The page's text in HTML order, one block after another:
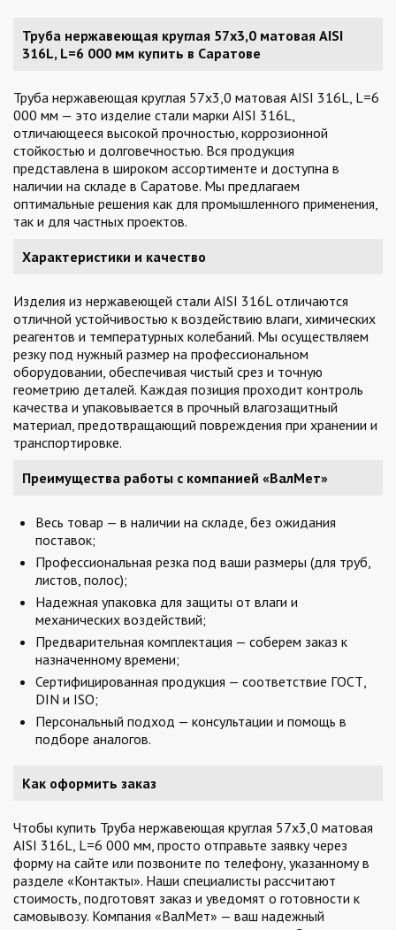
Труба нержавеющая круглая 57х3,0 матовая AISI
316L, L=6 000 мм купить в Саратове
Труба нержавеющая круглая 57х3,0 матовая AISI 316L, L=6
000 мм — это изделие стали марки AISI 316L,
отличающееся высокой прочностью, коррозионной
стойкостью и долговечностью. Вся продукция
представлена в широком ассортименте и доступна в
наличии на складе в Саратове. Мы предлагаем
оптимальные решения как для промышленного применения,
так и для частных проектов.
Характеристики и качество
Изделия из нержавеющей стали AISI 316L отличаются
отличной устойчивостью к воздействию влаги, химических
реагентов и температурных колебаний. Мы осуществляем
резку под нужный размер на профессиональном
оборудовании, обеспечивая чистый срез и точную
геометрию деталей. Каждая позиция проходит контроль
качества и упаковывается в прочный влагозащитный
материал, предотвращающий повреждения при хранении и
транспортировке.
Преимущества работы с компанией «ВалМет»
Весь товар — в наличии на складе, без ожидания
поставок;
Профессиональная резка под ваши размеры (для труб,
листов, полос);
Надежная упаковка для защиты от влаги и
механических воздействий;
Предварительная комплектация — соберем заказ к
назначенному времени;
Сертифицированная продукция — соответствие ГОСТ,
DIN и ISO;
Персональный подход — консультации и помощь в
подборе аналогов.
Как оформить заказ
Чтобы купить Труба нержавеющая круглая 57х3,0 матовая
AISI 316L, L=6 000 мм, просто отправьте заявку через
форму на сайте или позвоните по телефону, указанному в
разделе «Контакты». Наши специалисты рассчитают
стоимость, подготовят заказ и уведомят о готовности к
самовывозу. Компания «ВалМет» — ваш надежный